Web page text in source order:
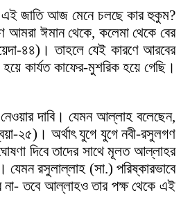
এই জাতি আজ মেনে চলছে কার হুকুম?
আমরা ঈমান থেকে, কলেমা থেকে বের
৪৪)। তাহলে যেই কারণে আরবের
কার্যত কাফের-মুশরিক হয়ে গেছি।
দাবি। যেমন আল্লাহ বলেছেন,
২৫)। অর্থাৎ যুগে যুগে নবী-রসুলগণ
দিবে তাদের সাথে মূলত আল্লাহর
রসুলাল্লাহ (সা.) পরিষ্কারভাবে
না- তবে আল্লাহও তার পক্ষ থেকে এই